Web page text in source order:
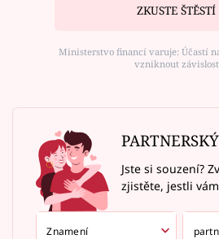
ZKUSTE ŠTĚSTÍ
Ministerstvo financí varuje: Účastí
vzniknout
Jste si souzení?
zjistěte, jestli